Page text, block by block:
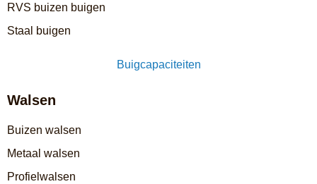
RVS buizen buigen
Staal buigen
Buigcapaciteiten
Walsen
Buizen walsen
Metaal walsen
Profielwalsen